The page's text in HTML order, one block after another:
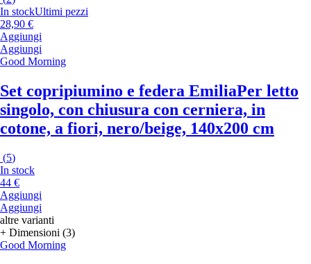
In stockUltimi pezzi
28,90 €
Aggiungi
Aggiungi
Good Morning
Set copripiumino e federa EmiliaPer letto
singolo, con chiusura con cerniera, in
cotone, a fiori, nero/beige, 140x200 cm
(5)
In stock
44 €
Aggiungi
Aggiungi
altre varianti
+ Dimensioni (3)
Good Morning